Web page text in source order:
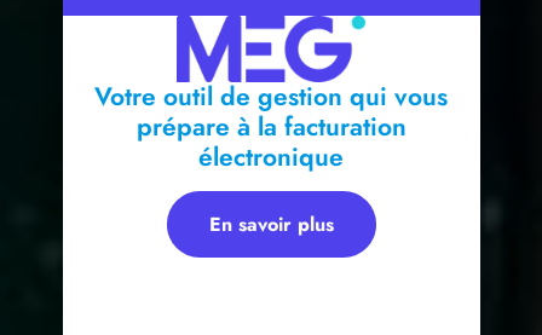
Votre outil de gestion qui vous
prépare à la facturation
électronique
En savoir plus